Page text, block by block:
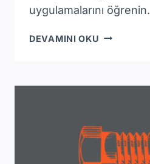
uygulamalarını öğrenin.
DEVAMINI OKU METALURJI
ALANLARI